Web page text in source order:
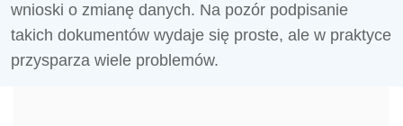
wnioski o zmianę danych. Na pozór podpisanie
takich dokumentów wydaje się proste, ale w praktyce
przysparza wiele problemów.